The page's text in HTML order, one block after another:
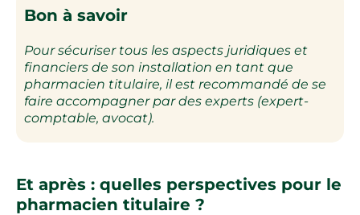
Bon à savoir
Pour sécuriser tous les aspects juridiques et
financiers de son installation en tant que
pharmacien titulaire, il est recommandé de se
faire accompagner par des experts (expert-
comptable, avocat).
Et après : quelles perspectives pour le
pharmacien titulaire ?